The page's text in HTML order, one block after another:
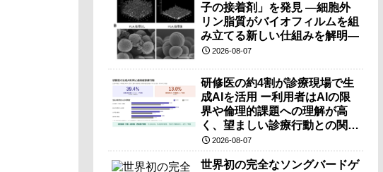
子の接着剤」を発見 ―細胞外
リン脂質がバイオフィルムを組
み立てる新しい仕組みを解明―
2026-08-07
研修医の約4割が診療現場で生
成AIを活用 ー利用者はAIの限
界や倫理的課題への理解が高
く、望ましい診療行動との関連
も確認ー
2026-08-07
世界初の完全なソングバードゲ